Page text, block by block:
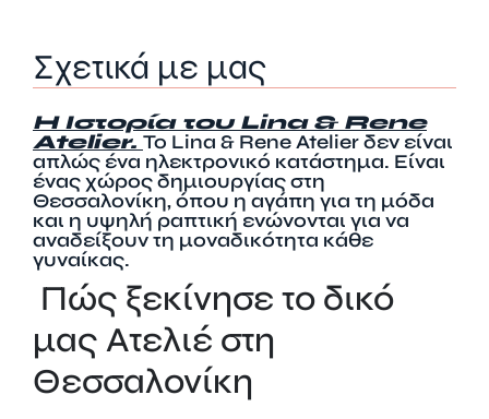
Σχετικά με μας
Η Ιστορία του Lina & Rene
Atelier. Το Lina & Rene Atelier δεν είναι
απλώς ένα ηλεκτρονικό κατάστημα. Είναι
ένας χώρος δημιουργίας στη
Θεσσαλονίκη, όπου η αγάπη για τη μόδα
και η υψηλή ραπτική ενώνονται για να
αναδείξουν τη μοναδικότητα κάθε
γυναίκας.
Πώς ξεκίνησε το δικό
μας Ατελιέ στη
Θεσσαλονίκη